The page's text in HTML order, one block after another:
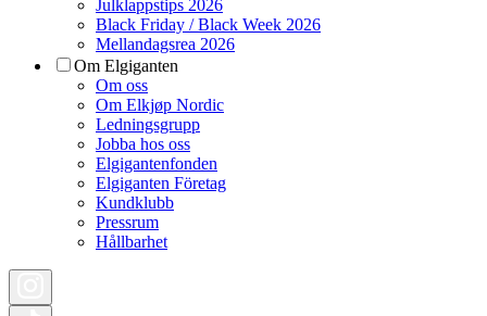
Julklappstips 2026
Black Friday / Black Week 2026
Mellandagsrea 2026
Om Elgiganten
Om oss
Om Elkjøp Nordic
Ledningsgrupp
Jobba hos oss
Elgigantenfonden
Elgiganten Företag
Kundklubb
Pressrum
Hållbarhet